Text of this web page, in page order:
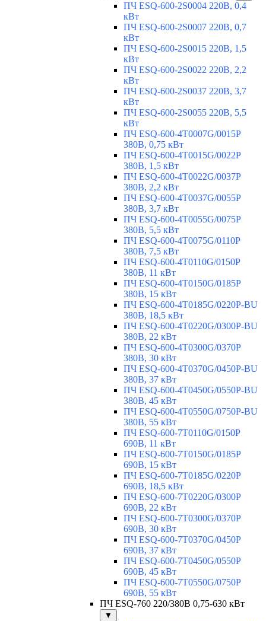
ПЧ ESQ-600-2S0004 220В, 0,4
кВт
ПЧ ESQ-600-2S0007 220В, 0,7
кВт
ПЧ ESQ-600-2S0015 220В, 1,5
кВт
ПЧ ESQ-600-2S0022 220В, 2,2
кВт
ПЧ ESQ-600-2S0037 220В, 3,7
кВт
ПЧ ESQ-600-2S0055 220В, 5,5
кВт
ПЧ ESQ-600-4T0007G/0015P
380В, 0,75 кВт
ПЧ ESQ-600-4T0015G/0022P
380В, 1,5 кВт
ПЧ ESQ-600-4T0022G/0037P
380В, 2,2 кВт
ПЧ ESQ-600-4T0037G/0055P
380В, 3,7 кВт
ПЧ ESQ-600-4T0055G/0075P
380В, 5,5 кВт
ПЧ ESQ-600-4T0075G/0110P
380В, 7,5 кВт
ПЧ ESQ-600-4T0110G/0150P
380В, 11 кВт
ПЧ ESQ-600-4T0150G/0185P
380В, 15 кВт
ПЧ ESQ-600-4T0185G/0220P-BU
380В, 18,5 кВт
ПЧ ESQ-600-4T0220G/0300P-BU
380В, 22 кВт
ПЧ ESQ-600-4T0300G/0370P
380В, 30 кВт
ПЧ ESQ-600-4T0370G/0450P-BU
380В, 37 кВт
ПЧ ESQ-600-4T0450G/0550P-BU
380В, 45 кВт
ПЧ ESQ-600-4T0550G/0750P-BU
380В, 55 кВт
ПЧ ESQ-600-7T0110G/0150P
690В, 11 кВт
ПЧ ESQ-600-7T0150G/0185P
690В, 15 кВт
ПЧ ESQ-600-7T0185G/0220P
690В, 18,5 кВт
ПЧ ESQ-600-7T0220G/0300P
690В, 22 кВт
ПЧ ESQ-600-7T0300G/0370P
690В, 30 кВт
ПЧ ESQ-600-7T0370G/0450P
690В, 37 кВт
ПЧ ESQ-600-7T0450G/0550P
690В, 45 кВт
ПЧ ESQ-600-7T0550G/0750P
690В, 55 кВт
ПЧ ESQ-760 220/380В 0,75-630 кВт
▼